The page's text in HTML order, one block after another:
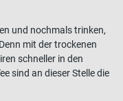
und nochmals trinken,
mit der trockenen
schneller in den
sind an dieser Stelle die